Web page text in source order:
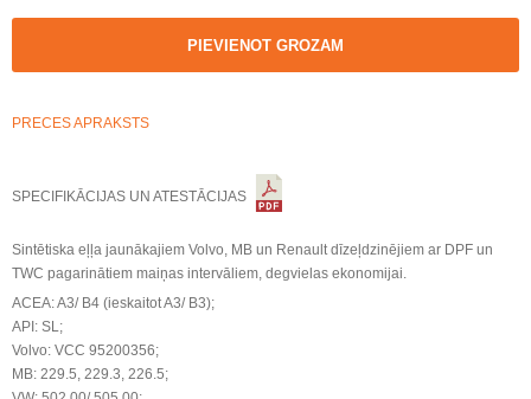
PIEVIENOT GROZAM
PRECES APRAKSTS
SPECIFIKĀCIJAS UN ATESTĀCIJAS
Sintētiska eļļa jaunākajiem Volvo, MB un Renault dīzeļdzinējiem ar DPF un
TWC pagarinātiem maiņas intervāliem, degvielas ekonomijai.
ACEA: A3/ B4 (ieskaitot A3/ B3);
API: SL;
Volvo: VCC 95200356;
MB: 229.5, 229.3, 226.5;